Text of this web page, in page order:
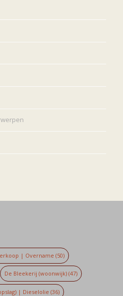
| Overname (50)
De Bleekerij (woonwijk) (47)
| Dieselolie (36)